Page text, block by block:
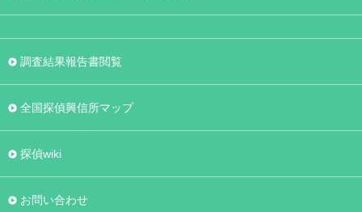
調査結果報告書閲覧
全国探偵興信所マップ
探偵wiki
お問い合わせ